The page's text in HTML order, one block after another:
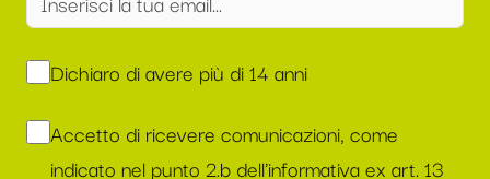
Dichiaro di avere più di 14 anni
Accetto di ricevere comunicazioni, come
indicato nel punto 2.b dell'informativa ex art. 13